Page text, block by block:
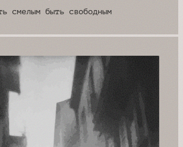
смелым быть свободным